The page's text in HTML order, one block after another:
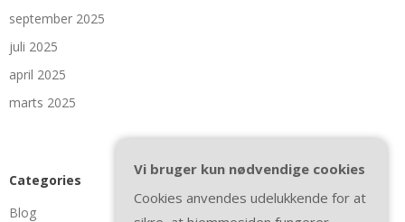
september 2025
juli 2025
april 2025
marts 2025
Categories
Blog
Vi bruger kun nødvendige cookies
Cookies anvendes udelukkende for at